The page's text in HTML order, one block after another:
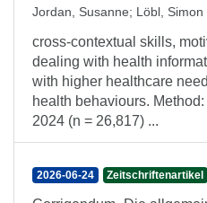
Jordan, Susanne; Löbl, Simon
cross-contextual skills,
dealing with health
with higher healthcare
health behaviours.
2024 (n = 26,817) ...
2026-06-24 Zeitschriftenartikel